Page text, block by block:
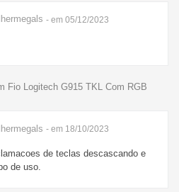
- em 05/12/2023
Fio Logitech G915 TKL Com RGB
- em 18/10/2023
de teclas descascando e
de uso.